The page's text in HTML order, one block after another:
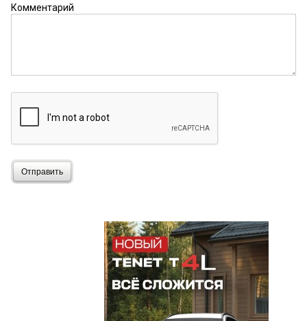
Комментарий
Отправить